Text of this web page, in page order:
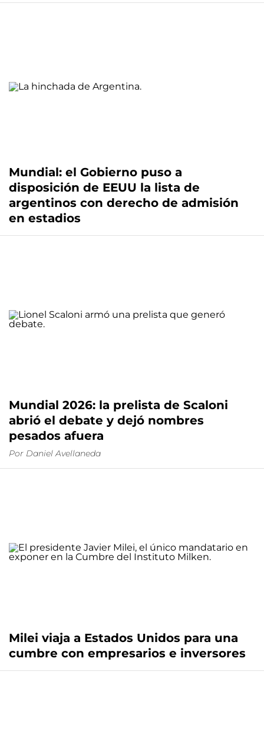
Mundial: el Gobierno puso a
disposición de EEUU la lista de
argentinos con derecho de admisión
en estadios
Mundial 2026: la prelista de Scaloni
abrió el debate y dejó nombres
pesados afuera
Por Daniel Avellaneda
Milei viaja a Estados Unidos para una
cumbre con empresarios e inversores